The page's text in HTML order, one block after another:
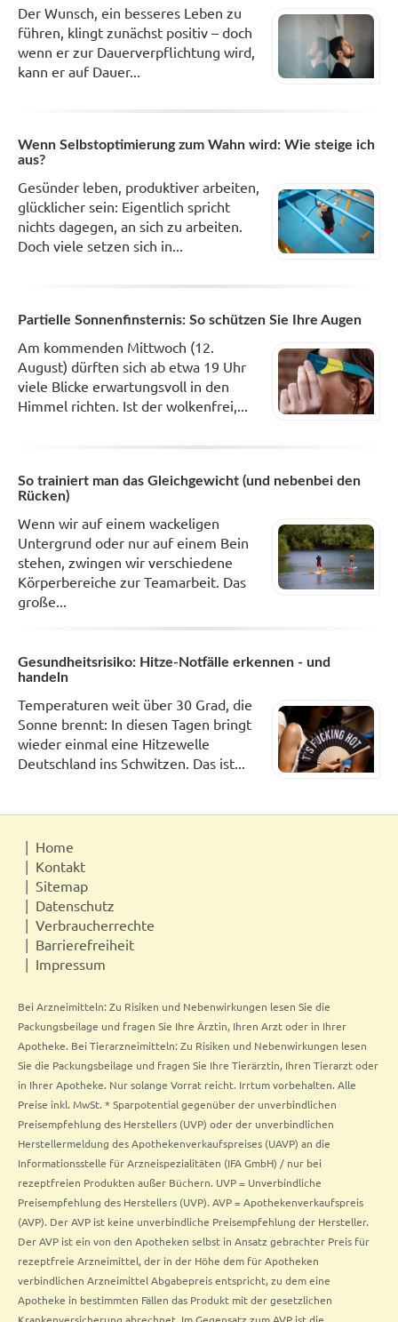
Der Wunsch, ein besseres Leben zu
führen, klingt zunächst positiv – doch
wenn er zur Dauerverpflichtung wird,
kann er auf Dauer...
Wenn Selbstoptimierung zum Wahn wird: Wie steige ich
aus?
Gesünder leben, produktiver arbeiten,
glücklicher sein: Eigentlich spricht
nichts dagegen, an sich zu arbeiten.
Doch viele setzen sich in...
Partielle Sonnenfinsternis: So schützen Sie Ihre Augen
Am kommenden Mittwoch (12.
August) dürften sich ab etwa 19 Uhr
viele Blicke erwartungsvoll in den
Himmel richten. Ist der wolkenfrei,...
So trainiert man das Gleichgewicht (und nebenbei den
Rücken)
Wenn wir auf einem wackeligen
Untergrund oder nur auf einem Bein
stehen, zwingen wir verschiedene
Körperbereiche zur Teamarbeit. Das
große...
Gesundheitsrisiko: Hitze-Notfälle erkennen - und
handeln
Temperaturen weit über 30 Grad, die
Sonne brennt: In diesen Tagen bringt
wieder einmal eine Hitzewelle
Deutschland ins Schwitzen. Das ist...
Home
Kontakt
Sitemap
Datenschutz
Verbraucherrechte
Barrierefreiheit
Impressum
Bei Arzneimitteln: Zu Risiken und Nebenwirkungen lesen Sie die
Packungsbeilage und fragen Sie Ihre Ärztin, Ihren Arzt oder in Ihrer
Apotheke. Bei Tierarzneimitteln: Zu Risiken und Nebenwirkungen lesen
Sie die Packungsbeilage und fragen Sie Ihre Tierärztin, Ihren Tierarzt oder
in Ihrer Apotheke. Nur solange Vorrat reicht. Irrtum vorbehalten. Alle
Preise inkl. MwSt. * Sparpotential gegenüber der unverbindlichen
Preisempfehlung des Herstellers (UVP) oder der unverbindlichen
Herstellermeldung des Apothekenverkaufspreises (UAVP) an die
Informationsstelle für Arzneispezialitäten (IFA GmbH) / nur bei
rezeptfreien Produkten außer Büchern. UVP = Unverbindliche
Preisempfehlung des Herstellers (UVP). AVP = Apothekenverkaufspreis
(AVP). Der AVP ist keine unverbindliche Preisempfehlung der Hersteller.
Der AVP ist ein von den Apotheken selbst in Ansatz gebrachter Preis für
rezeptfreie Arzneimittel, der in der Höhe dem für Apotheken
verbindlichen Arzneimittel Abgabepreis entspricht, zu dem eine
Apotheke in bestimmten Fällen das Produkt mit der gesetzlichen
Krankenversicherung abrechnet. Im Gegensatz zum AVP ist die